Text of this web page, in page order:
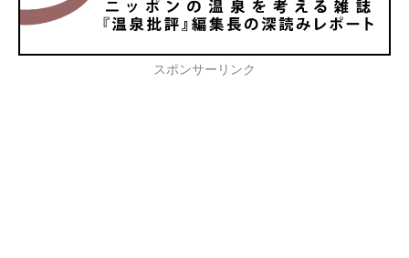
スポンサーリンク